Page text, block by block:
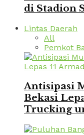
di Stadion
Lintas Daerah
All
Pemkot
Antisipasi
Bekasi
Trucking